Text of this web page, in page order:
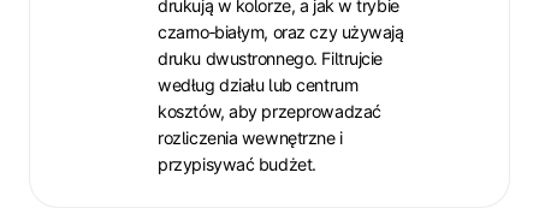
drukują w kolorze, a jak w trybie
czarno‑białym, oraz czy używają
druku dwustronnego. Filtrujcie
według działu lub centrum
kosztów, aby przeprowadzać
rozliczenia wewnętrzne i
przypisywać budżet.